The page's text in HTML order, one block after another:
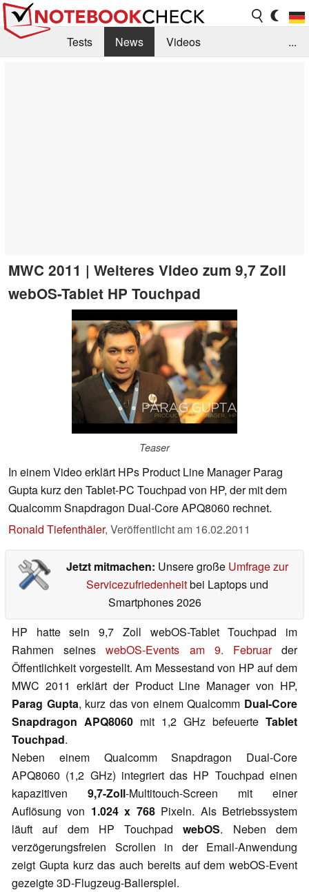
Tests News
Videos
...
MWC 2011 | Weiteres Video zum 9,7 Zoll
webOS-Tablet HP Touchpad
Teaser
In einem Video erklärt HPs Product Line Manager Parag
Gupta kurz den Tablet-PC Touchpad von HP, der mit dem
Qualcomm Snapdragon Dual-Core APQ8060 rechnet.
Ronald Tiefenthäler, Veröffentlicht am 16.02.2011
Jetzt mitmachen: Unsere große Umfrage zur
Servicezufriedenheitbei Laptops und
Smartphones 2026
HP hatte sein 9,7 Zoll webOS-Tablet Touchpad im
Rahmen seines webOS-Events am 9. Februarder
Öffentlichkeit vorgestellt. Am Messestand von HP auf dem
MWC 2011 erklärt der Product Line Manager von HP,
Parag Gupta, kurz das von einem Qualcomm Dual-Core
Snapdragon APQ8060 mit 1,2 GHz befeuerte Tablet
Touchpad.
Neben einem Qualcomm Snapdragon Dual-Core
APQ8060 (1,2 GHz) integriert das HP Touchpad einen
kapazitiven 9,7-Zoll-Multitouch-Screen mit einer
Auflösung von 1.024 x 768Pixeln. Als Betriebssystem
läuft auf dem HP TouchpadwebOS. Neben dem
verzögerungsfreien Scrollen in der Email-Anwendung
zeigt Gupta kurz das auch bereits auf dem webOS-Event
gezeigte 3D-Flugzeug-Ballerspiel.